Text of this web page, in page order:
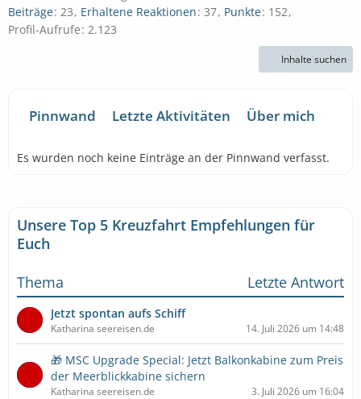
Beiträge 23 Erhaltene Reaktionen 37 Punkte 152
Profil-Aufrufe 2.123
Inhalte suchen
Pinnwand Letzte Aktivitäten Über mich
Es wurden noch keine Einträge an der Pinnwand verfasst.
Unsere Top 5 Kreuzfahrt Empfehlungen für
Euch
Thema
Letzte Antwort
Jetzt spontan aufs Schiff
Katharina seereisen.de 14. Juli 2026 um 14:48
🎁 MSC Upgrade Special: Jetzt Balkonkabine zum Preis
der Meerblickkabine sichern
Katharina seereisen.de 3. Juli 2026 um 16:04